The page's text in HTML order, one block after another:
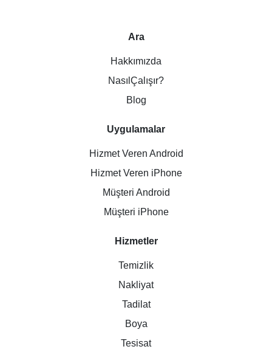
Ara
Hakkımızda
NasılÇalışır?
Blog
Uygulamalar
Hizmet Veren Android
Hizmet Veren iPhone
Müşteri Android
Müşteri iPhone
Hizmetler
Temizlik
Nakliyat
Tadilat
Boya
Tesisat